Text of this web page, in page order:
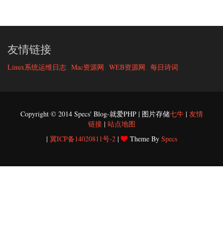
友情链接
Linux系统运维日志 Mac资源网 WEB资源网 每日诗词
Copyright © 2014 Specs' Blog-就爱PHP | 图片存储七牛| 友情
链接| 站点地图
| 冀ICP备14020811号-2| Theme By Specs